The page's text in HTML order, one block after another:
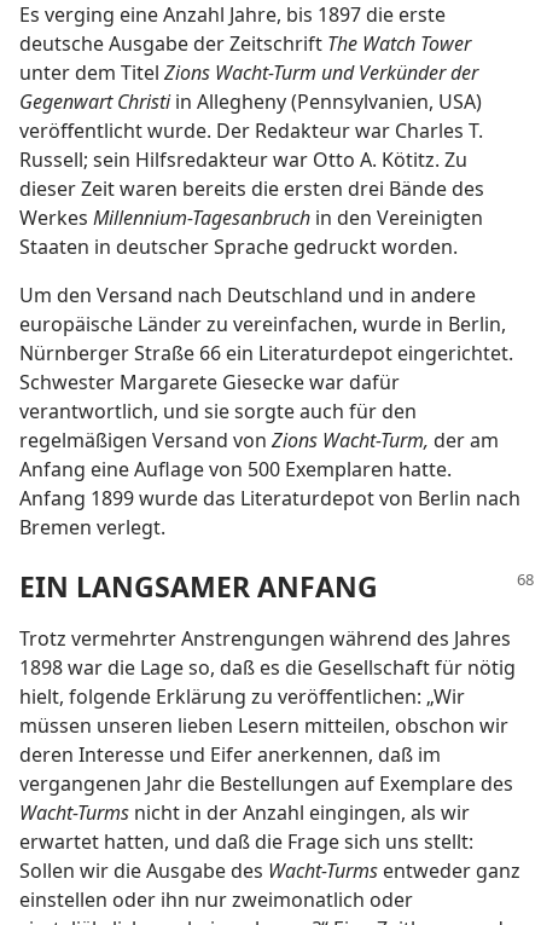
Es verging eine Anzahl Jahre, bis 1897 die erste
deutsche Ausgabe der Zeitschrift The Watch Tower
unter dem Titel Zions Wacht-Turm und Verkünder der
Gegenwart Christiin Allegheny (Pennsylvanien, USA)
veröffentlicht wurde. Der Redakteur war Charles T.
Russell; sein Hilfsredakteur war Otto A. Kötitz. Zu
dieser Zeit waren bereits die ersten drei Bände des
Werkes Millennium-Tagesanbruch in den Vereinigten
Staaten in deutscher Sprache gedruckt worden.
Um den Versand nach Deutschland und in andere
europäische Länder zu vereinfachen, wurde in Berlin,
Nürnberger Straße 66 ein Literaturdepot eingerichtet.
Schwester Margarete Giesecke war dafür
verantwortlich, und sie sorgte auch für den
regelmäßigen Versand von Zions Wacht-Turm, der am
Anfang eine Auflage von 500 Exemplaren hatte.
Anfang 1899 wurde das Literaturdepot von Berlin nach
Bremen verlegt.
EIN LANGSAMER ANFANG
Trotz vermehrter Anstrengungen während des Jahres
1898 war die Lage so, daß es die Gesellschaft für nötig
hielt, folgende Erklärung zu veröffentlichen: „Wir
müssen unseren lieben Lesern mitteilen, obschon wir
deren Interesse und Eifer anerkennen, daß im
vergangenen Jahr die Bestellungen auf Exemplare des
Wacht-Turms nicht in der Anzahl eingingen, als wir
erwartet hatten, und daß die Frage sich uns stellt:
Sollen wir die Ausgabe des Wacht-Turms entweder ganz
einstellen oder ihn nur zweimonatlich oder